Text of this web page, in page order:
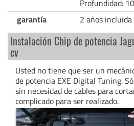
Profundidad:
garantía
2 años incluida
Instalación Chip de potencia
cv
Usted no tiene que ser un
de potencia EXE Digital Tuning.
sin necesidad de cables para
complicado para ser realizado.